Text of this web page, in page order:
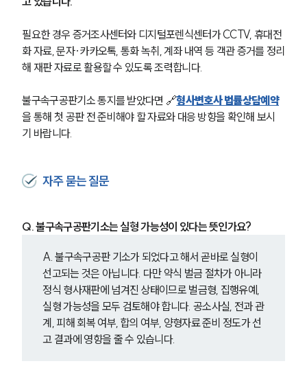
필요한 경우 증거조사센터와 디지털포렌식센터가 CCTV, 휴대전
화 자료, 문자·카카오톡, 통화 녹취, 계좌 내역 등 객관 증거를 정리
해 재판 자료로 활용할 수 있도록 조력합니다.
불구속구공판기소 통지를 받았다면 🔗형사변호사 법률상담예약
을 통해 첫 공판 전 준비해야 할 자료와 대응 방향을 확인해 보시
기 바랍니다.
자주 묻는 질문
Q. 불구속구공판기소는 실형 가능성이 있다는 뜻인가요?
A. 불구속구공판 기소가 되었다고 해서 곧바로 실형이
선고되는 것은 아닙니다. 다만 약식 벌금 절차가 아니라
정식 형사재판에 넘겨진 상태이므로 벌금형, 집행유예,
실형 가능성을 모두 검토해야 합니다. 공소사실, 전과 관
계, 피해 회복 여부, 합의 여부, 양형자료 준비 정도가 선
고 결과에 영향을 줄 수 있습니다.